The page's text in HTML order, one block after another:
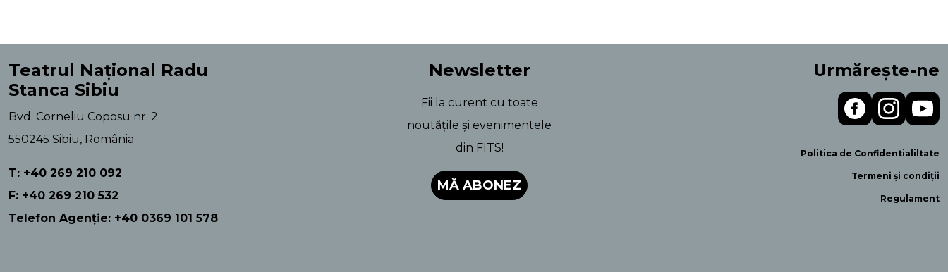
Teatrul Național Radu
Stanca Sibiu
Bvd. Corneliu Coposu nr. 2
550245 Sibiu, România
T: +40 269 210 092
F: +40 269 210 532
Telefon Agenție: +40 0369 101 578
Newsletter
Fii la curent cu toate
noutățile și evenimentele
din FITS!
MĂ ABONEZ
Urmărește-ne
Politica de Confidentialiltate
Termeni și condiții
Regulament